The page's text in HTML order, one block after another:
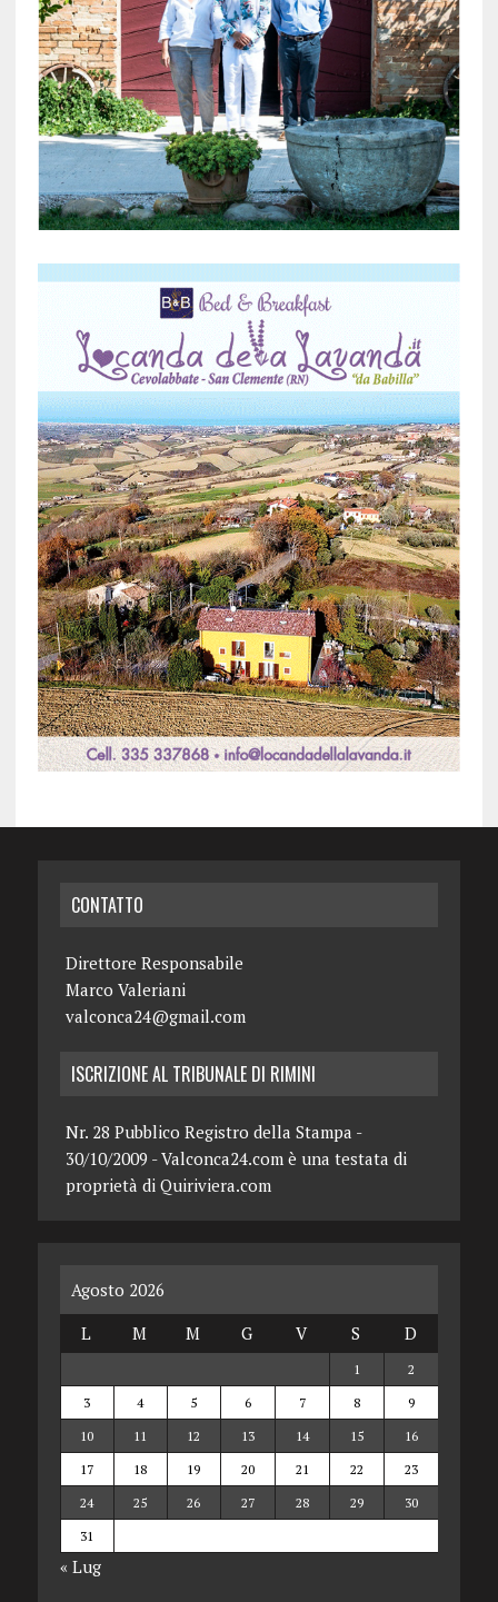
CONTATTO
Direttore Responsabile
Marco Valeriani
valconca24@gmail.com
ISCRIZIONE AL TRIBUNALE DI RIMINI
Nr. 28 Pubblico Registro della Stampa -
30/10/2009 - Valconca24.com è una testata di
proprietà di Quiriviera.com
Agosto 2026
L
M M G V S D
1
2
3
4 5 6 7 8
9
10
11 12 13 14 15
16
17
18 19 20 21 22
23
24
25 26 27 28 29
30
31
« Lug